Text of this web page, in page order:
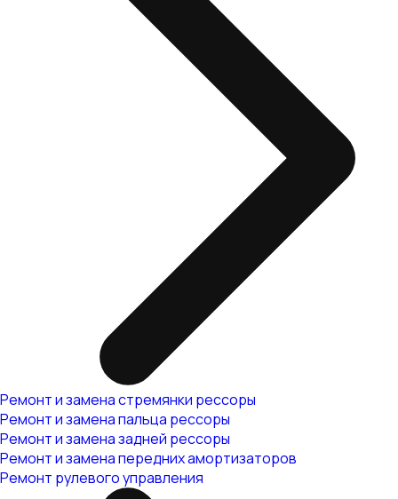
Ремонт и замена стремянки рессоры
Ремонт и замена пальца рессоры
Ремонт и замена задней рессоры
Ремонт и замена передних амортизаторов
Ремонт рулевого управления